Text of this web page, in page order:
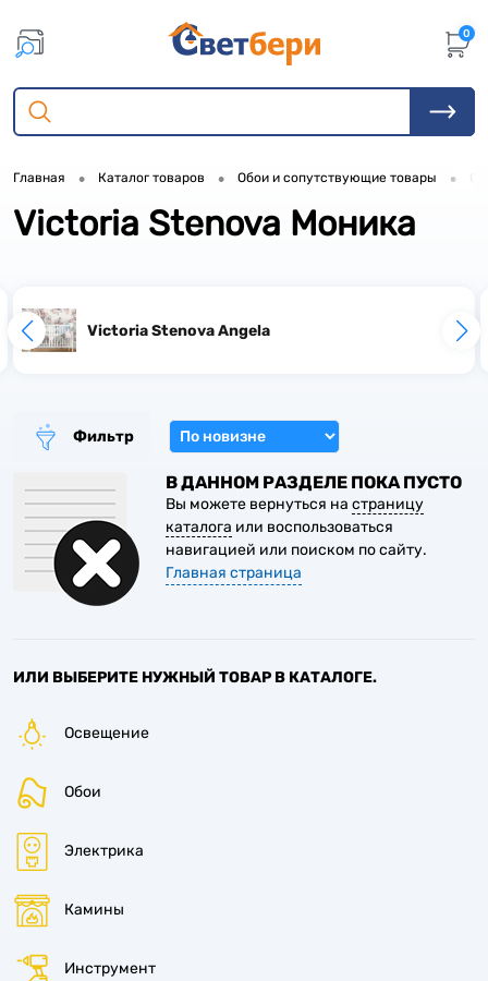
0
Главная • Каталог товаров • Обои и сопутствующие товары •
Victoria Stenova Моника
Victoria Stenova Angela
1
1
1
1
Фильтр
В ДАННОМ РАЗДЕЛЕ ПОКА ПУСТО
Вы можете вернуться на страницу
каталога или воспользоваться
навигацией или поиском по сайту.
Главная страница
ИЛИ ВЫБЕРИТЕ НУЖНЫЙ ТОВАР В КАТАЛОГЕ.
Освещение
Обои
Электрика
Камины
Инструмент